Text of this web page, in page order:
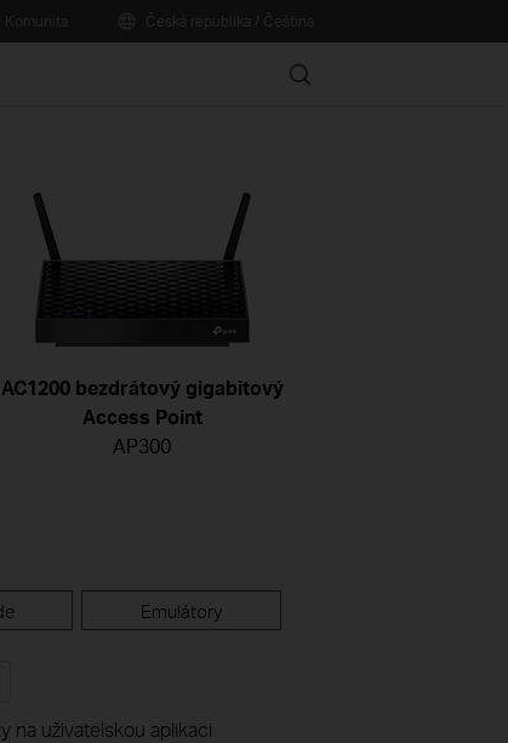
Search
AC1200 bezdrátový gigabitový
Access Point
AP300
Emulátory
na uživatelskou aplikaci